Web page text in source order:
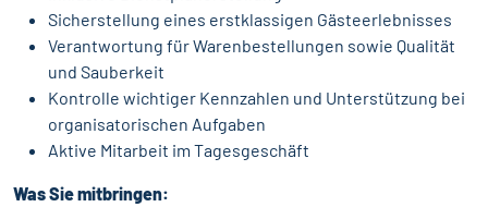
Sicherstellung eines erstklassigen Gästeerlebnisses
Verantwortung für Warenbestellungen sowie Qualität
und Sauberkeit
Kontrolle wichtiger Kennzahlen und Unterstützung bei
organisatorischen Aufgaben
Aktive Mitarbeit im Tagesgeschäft
Was Sie mitbringen: